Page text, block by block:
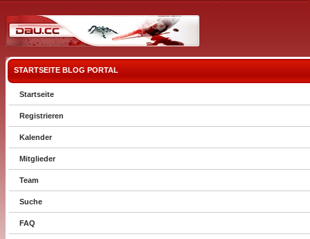
STARTSEITE BLOG PORTAL
Startseite
Registrieren
Kalender
Mitglieder
Team
Suche
FAQ